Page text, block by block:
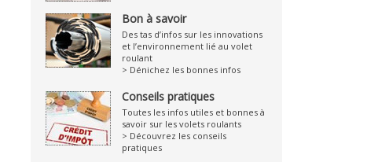
Bon à savoir
Des tas d’infos sur les innovations
et l’environnement lié au volet
roulant
> Dénichez les bonnes infos
Conseils pratiques
Toutes les infos utiles et bonnes à
savoir sur les volets roulants
> Découvrez les conseils
pratiques